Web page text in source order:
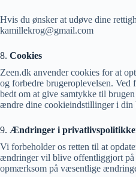
Hvis du ønsker at udøve dine
kamillekrog@gmail.com
8. Cookies
Zeen.dk anvender cookies for at
og forbedre brugeroplevelsen. Ved
bedt om at give samtykke til
ændre dine cookieindstillinger i din
9. Ændringer i
Vi forbeholder os retten til at
ændringer vil blive offentliggjort
opmærksom på væsentlige